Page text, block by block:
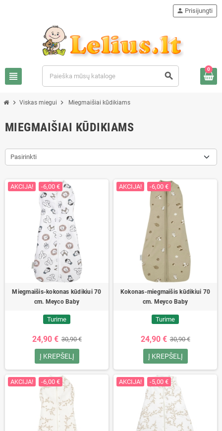
view_headline search
person Prisijungti
0
chevron_right Viskas miegui chevron_right Miegmaišiai kūdikiams
MIEGMAIŠIAI KŪDIKIAMS
Pasirinkti
AKCIJA! -6,00 €
Miegmaišis-kokonas kūdikiui 70
cm. Meyco Baby
Turime
24,90 € 30,90 €
Į KREPŠELĮ
AKCIJA! -6,00 €
Kokonas-miegmaišis kūdikiui 70
cm. Meyco Baby
Turime
24,90 € 30,90 €
Į KREPŠELĮ
AKCIJA! -6,00 € AKCIJA! -5,00 €